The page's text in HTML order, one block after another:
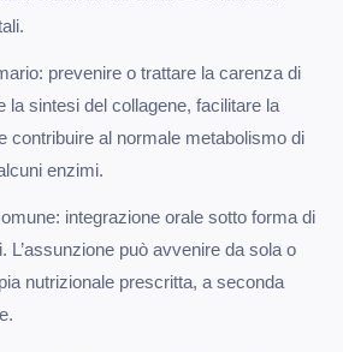
prevenire o trattare la carenza di
la sintesi del collagene, facilitare la
contribuire al normale metabolismo di
enzimi.
integrazione orale sotto forma di
L’assunzione può avvenire da sola o
nutrizionale prescritta, a seconda